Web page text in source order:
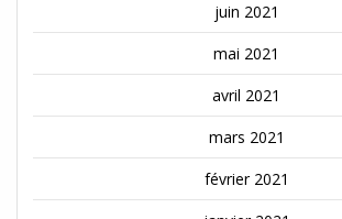
juin 2021
mai 2021
avril 2021
mars 2021
février 2021